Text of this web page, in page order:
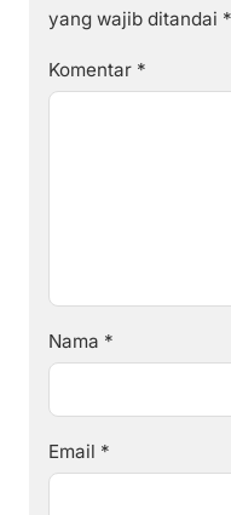
yang wajib ditandai *
Komentar *
Nama *
Email *